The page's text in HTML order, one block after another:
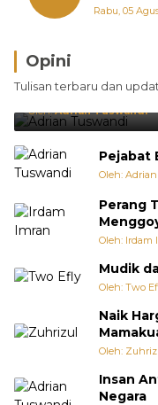
Rabu, 05
Opini
Tulisan terbaru dan
Brasil Lebih
Punya Cara
Oleh:Adrian Tuswandi
Pejabat
Oleh:
Perang
Oleh: Irdam
Mudik
Oleh: Two
Naik
Oleh:
Insan
Negara